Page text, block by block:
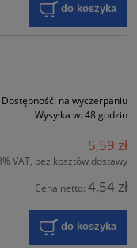
do koszyka
Dostępność: na wyczerpaniu
Wysyłka w: 48 godzin
5,59 zł
VAT, bez kosztów dostawy
Cena netto: 4,54 zł
do koszyka